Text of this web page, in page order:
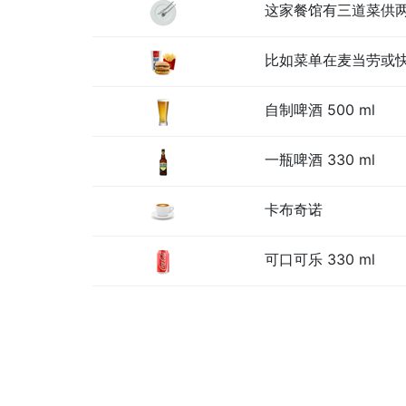
这家餐馆有三道菜供
比如菜单在麦当劳或
自制啤酒 500 ml
一瓶啤酒 330 ml
卡布奇诺
可口可乐 330 ml